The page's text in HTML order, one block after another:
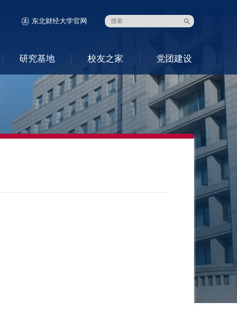
东北财经大学官网
研究基地 校友之家 党团建设